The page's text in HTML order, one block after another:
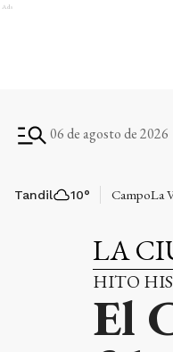
Ads
06 de agosto de 2026
Tandil 10° CampoLa
LA
HITO
El